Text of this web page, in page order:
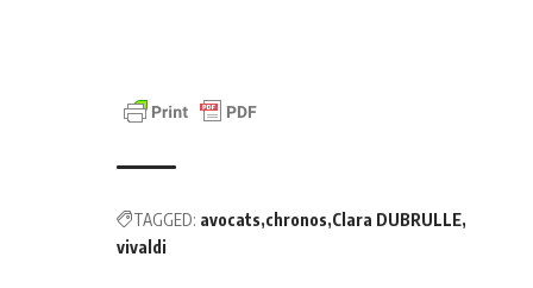
TAGGED: avocats chronos Clara DUBRULLE
vivaldi